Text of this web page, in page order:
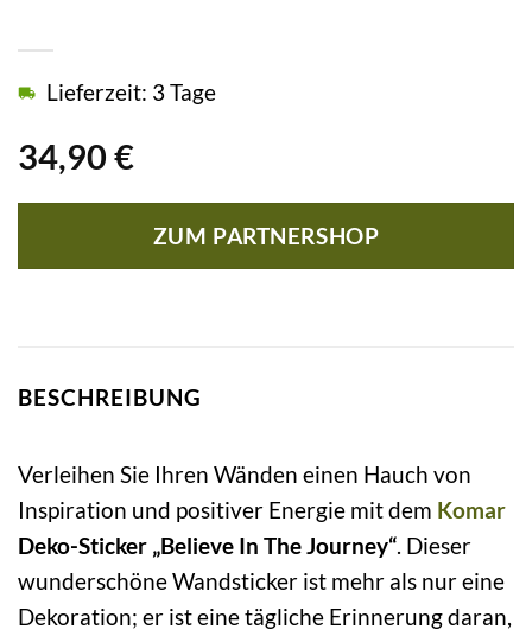
34,90 €
Lieferzeit: 3 Tage
ZUM PARTNERSHOP
BESCHREIBUNG
Verleihen Sie Ihren Wänden einen Hauch von
Inspiration und positiver Energie mit dem Komar
Deko-Sticker „Believe In The Journey“ . Dieser
wunderschöne Wandsticker ist mehr als nur eine
Dekoration; er ist eine tägliche Erinnerung daran,